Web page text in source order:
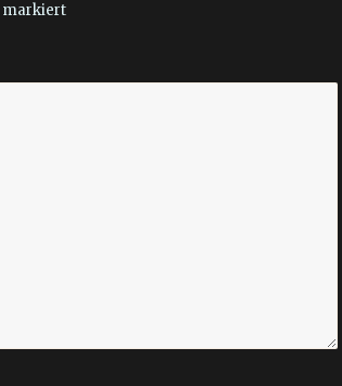
markiert